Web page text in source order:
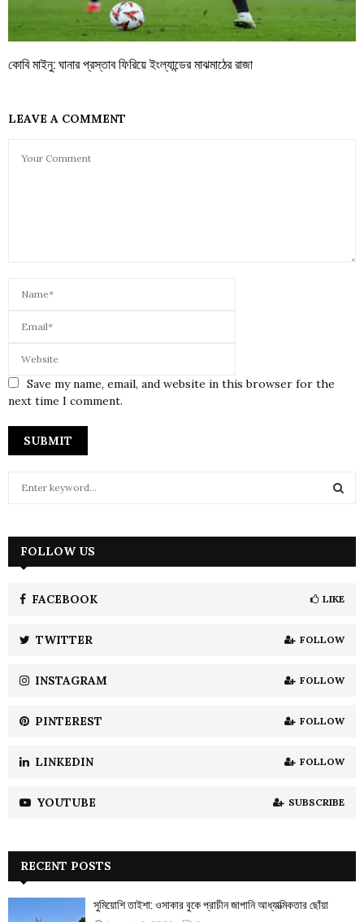
কোবি মাইনু: ঘানার প্রস্তাব ফিরিয়ে ইংল্যান্ডের মাঝমাঠের রাজা
LEAVE A COMMENT
Save my name, email, and website in this browser for the
next time I comment.
h
H
FOLLOW US
FACEBOOK LIKE
TWITTER FOLLOW
INSTAGRAM FOLLOW
PINTEREST FOLLOW
LINKEDIN FOLLOW
YOUTUBE SUBSCRIBE
RECENT POSTS
সুমিয়োশি তাইশা: ওসাকার বুকে প্রাচীন জাপানি আধ্যাত্মিকতার ছোঁয়া